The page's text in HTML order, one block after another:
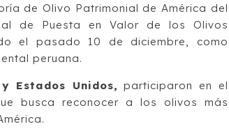
de Olivo Patrimonial de América del
de Puesta en Valor de los Olivos
el pasado 10 de diciembre, como
peruana.
Estados Unidos, participaron en el
busca reconocer a los olivos más